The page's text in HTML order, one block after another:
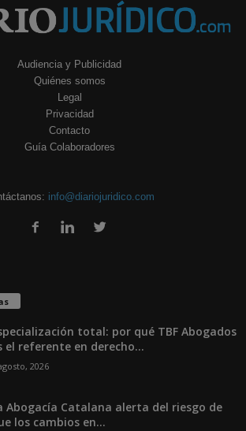
Audiencia y Publicidad
Quiénes somos
Legal
Privacidad
Contacto
Guía Colaboradores
info@diariojuridico.com
total: por qué TBF Abogados
el referente en derecho...
2026
Abogacía Catalana alerta del riesgo de
los cambios en...